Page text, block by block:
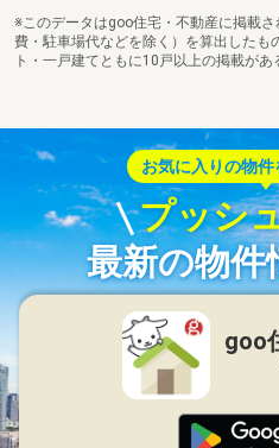
※このデータはgoo住宅・不動産に掲載
費・駐車場代などを除く）を算出したも
ト・一戸建てともに10戸以上の掲載があ
お気に入りの物件
プッシ
最新の物件
goo